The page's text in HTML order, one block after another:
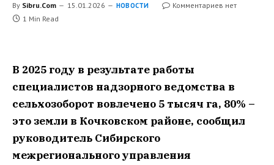
By Sibru.Com 15.01.2026 НОВОСТИ
Комментариев нет
1 Min Read
В 2025 году в результате работы
специалистов надзорного ведомства в
сельхозоборот вовлечено 5 тысяч га, 80% –
это земли в Кочковском районе, сообщил
руководитель Cибирского
межрегионального управления